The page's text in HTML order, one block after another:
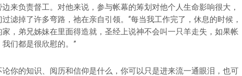
来负责督工。对他来说，参与帐幕的筹划对他个人生命影响很大，
滤掉了许多弯路，祂在亲自引领。“每当我工作完了，休息的时候，
，弟兄姊妹在里面得造就，圣经上说神不会叫一只羊走失，如果帐
们都是很欣慰的。”
你的知识、阅历和信仰是什么，你可以只是进来流一通眼泪，也可